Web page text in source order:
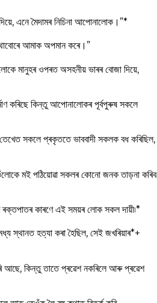
এনে মৈদামৰ নিচিনা আপোনালোক।”*
আমাক অপমান কৰে।”
মানুহৰ ওপৰত অসহনীয় ভাৰৰ বোজা দিয়ে,
কৰিছে কিন্তু আপোনালোকৰ পূর্বপুৰুষ সকলে
সকলে প্ৰকৃততে ভাববাদী সকলক বধ কৰিছিল,
মই পঠিয়োৱা সকলৰ কোনো জনক তাড়না কৰিব
ৰক্তপাতৰ কাৰণে এই সময়ৰ লোক সকল দায়ী৷*
স্থানত হত্যা কৰা হৈছিল, সেই জখৰিয়াৰ*+
আছে, কিন্তু তাতে প্ৰৱেশ নকৰিলে আৰু প্ৰৱেশ